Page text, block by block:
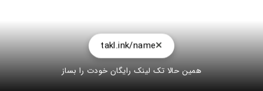
takl.ink/name
همین حالا تک لینک رایگان خودت را بساز